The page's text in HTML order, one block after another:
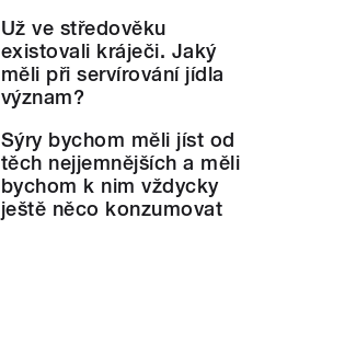
Už ve středověku
existovali kráječi. Jaký
měli při servírování jídla
význam?
Sýry bychom měli jíst od
těch nejjemnějších a měli
bychom k nim vždycky
ještě něco konzumovat